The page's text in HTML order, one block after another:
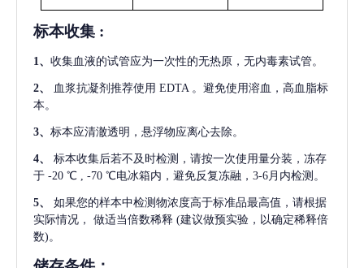
标本收集 :
1、 收集血液的试管应为一次性的无热原，无内毒素试管。
2、 血浆抗凝剂推荐使用 EDTA 。避免使用溶血，高血脂标
本。
3、 标本应清澈透明，悬浮物应离心去除。
4、
标本收集后若不及时检测，请按一次使用量分装，冻存
于 -20 ℃ , -70 ℃电冰箱内，避免反复冻融，3-6月内检测。
5、
如果您的样本中检测物浓度高于标准品最高值，请根据
实际情况，
做适当倍数稀释 (建议做预实验，以确定稀释倍
数)。